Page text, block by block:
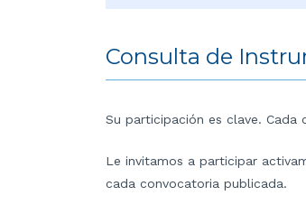
Consulta de
Su participación es clave.
Le invitamos a participar
cada convocatoria publicada.